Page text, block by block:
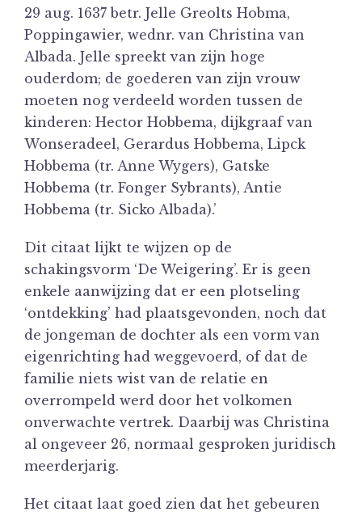
29 aug. 1637 betr. Jelle Greolts Hobma,
Poppingawier, wednr. van Christina van
Albada. Jelle spreekt van zijn hoge
ouderdom; de goederen van zijn vrouw
moeten nog verdeeld worden tussen de
kinderen: Hector Hobbema, dijkgraaf van
Wonseradeel, Gerardus Hobbema, Lipck
Hobbema (tr. Anne Wygers), Gatske
Hobbema (tr. Fonger Sybrants), Antie
Hobbema (tr. Sicko Albada).’
Dit citaat lijkt te wijzen op de
schakingsvorm ‘De Weigering’. Er is geen
enkele aanwijzing dat er een plotseling
‘ontdekking’ had plaatsgevonden, noch dat
de jongeman de dochter als een vorm van
eigenrichting had weggevoerd, of dat de
familie niets wist van de relatie en
overrompeld werd door het volkomen
onverwachte vertrek. Daarbij was Christina
al ongeveer 26, normaal gesproken juridisch
meerderjarig.
Het citaat laat goed zien dat het gebeuren